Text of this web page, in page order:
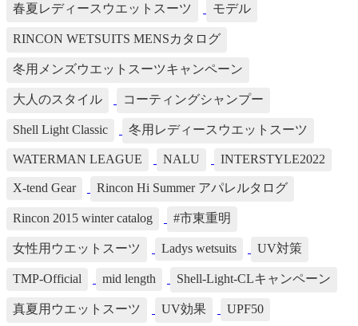
春夏レディースウエットスーツ モデル
RINCON WETSUITS MENSカタログ
冬用メンズウエットスーツキャンペーン
大人のスタイル コーティングシャンプー
Shell Light Classic 冬用レディースウエットスーツ
WATERMAN LEAGUE NALU INTERSTYLE2022
X-tend Gear Rincon Hi Summer アパレルタログ
Rincon 2015 winter catalog #市東重明
女性用ウエットスーツ Ladys wetsuits UV対策
TMP-Official mid length Shell-Light-CLキャンペーン
真夏用ウエットスーツ UV効果 UPF50